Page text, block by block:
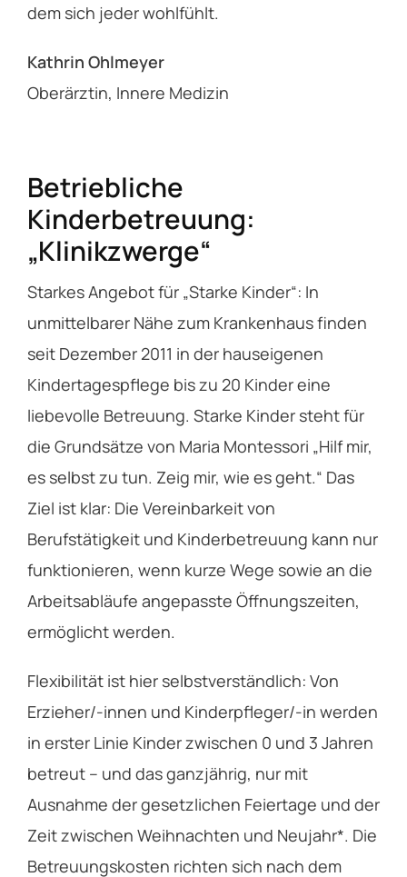
dem sich jeder wohlfühlt.
Kathrin Ohlmeyer
Oberärztin, Innere Medizin
Betriebliche
Kinderbetreuung:
„Klinikzwerge“
Starkes Angebot für „Starke Kinder“: In
unmittelbarer Nähe zum Krankenhaus finden
seit Dezember 2011 in der hauseigenen
Kindertagespflege bis zu 20 Kinder eine
liebevolle Betreuung. Starke Kinder steht für
die Grundsätze von Maria Montessori „Hilf mir,
es selbst zu tun. Zeig mir, wie es geht.“ Das
Ziel ist klar: Die Vereinbarkeit von
Berufstätigkeit und Kinderbetreuung kann nur
funktionieren, wenn kurze Wege sowie an die
Arbeitsabläufe angepasste Öffnungszeiten,
ermöglicht werden.
Flexibilität ist hier selbstverständlich: Von
Erzieher/-innen und Kinderpfleger/-in werden
in erster Linie Kinder zwischen 0 und 3 Jahren
betreut – und das ganzjährig, nur mit
Ausnahme der gesetzlichen Feiertage und der
Zeit zwischen Weihnachten und Neujahr*. Die
Betreuungskosten richten sich nach dem